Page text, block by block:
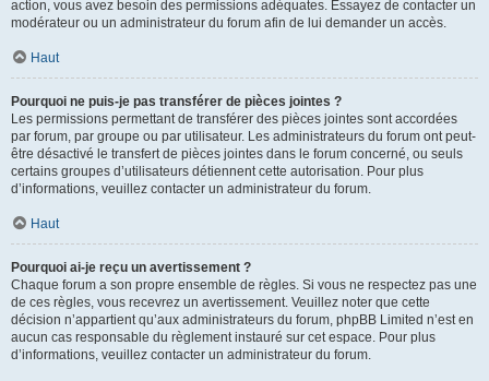
action, vous avez besoin des permissions adéquates. Essayez de contacter un
modérateur ou un administrateur du forum afin de lui demander un accès.
Haut
Pourquoi ne puis-je pas transférer de pièces jointes ?
Les permissions permettant de transférer des pièces jointes sont accordées
par forum, par groupe ou par utilisateur. Les administrateurs du forum ont peut-
être désactivé le transfert de pièces jointes dans le forum concerné, ou seuls
certains groupes d’utilisateurs détiennent cette autorisation. Pour plus
d’informations, veuillez contacter un administrateur du forum.
Haut
Pourquoi ai-je reçu un avertissement ?
Chaque forum a son propre ensemble de règles. Si vous ne respectez pas une
de ces règles, vous recevrez un avertissement. Veuillez noter que cette
décision n’appartient qu’aux administrateurs du forum, phpBB Limited n’est en
aucun cas responsable du règlement instauré sur cet espace. Pour plus
d’informations, veuillez contacter un administrateur du forum.